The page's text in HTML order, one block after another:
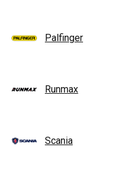
Palfinger
Runmax
Scania